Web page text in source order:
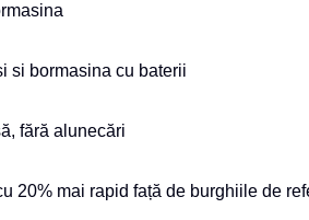
si bormasina cu baterii
fără alunecări
20% mai rapid față de burghiile de